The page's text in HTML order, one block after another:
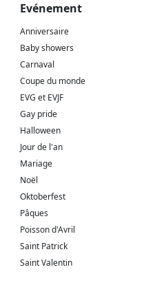
Evénement
Anniversaire
Baby showers
Carnaval
Coupe du monde
EVG et EVJF
Gay pride
Halloween
Jour de l'an
Mariage
Noël
Oktoberfest
Pâques
Poisson d'Avril
Saint Patrick
Saint Valentin